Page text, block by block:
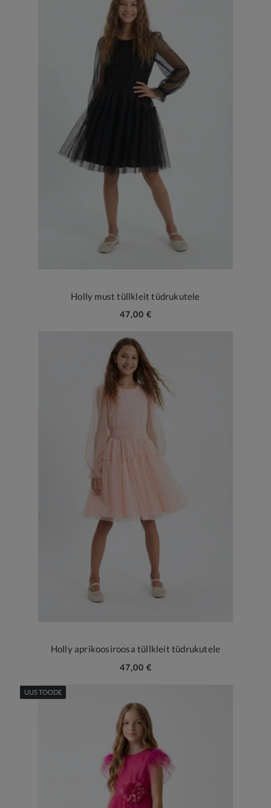
Holly must tüllkleit tüdrukutele
47,00 €
Holly aprikoosiroosa tüllkleit tüdrukutele
47,00 €
UUS TOODE